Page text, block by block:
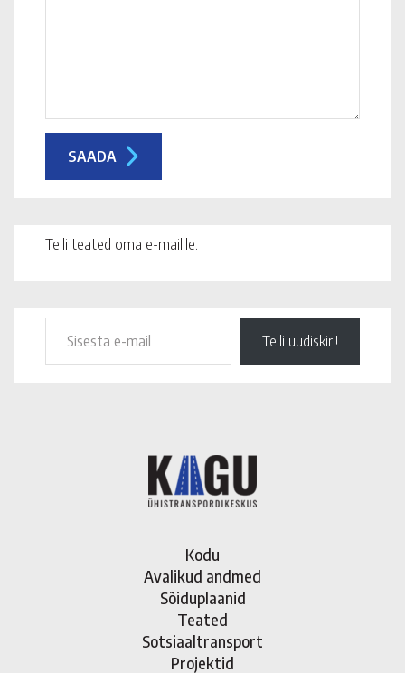
Telli teated oma e-mailile.
Telli uudiskiri!
Kodu
Avalikud andmed
Sõiduplaanid
Teated
Sotsiaaltransport
Projektid